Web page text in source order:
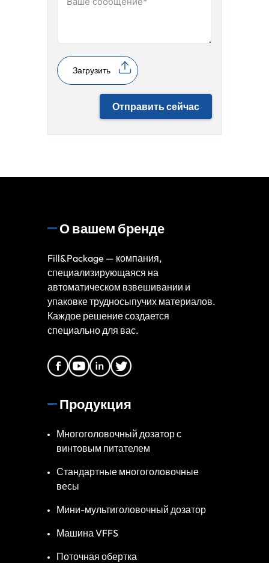
Загрузить
Отправить сейчас
О вашем бренде
Fill&Package — компания,
специализирующаяся на
автоматическом взвешивании и
упаковке трудносыпучих материалов.
Каждое решение создается
специально для вас.
Продукция
Многоголовочный дозатор с
винтовым питателем
Стандартные многоголовочные
весы
Мини-мультиголовочный дозатор
Машина VFFS
Поточная обертка